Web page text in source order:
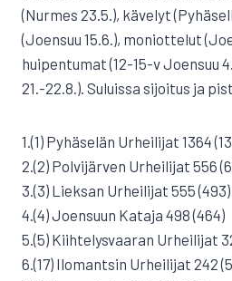
(Nurmes 23.5.), kävelyt
(Joensuu 15.6.), moniottelut
huipentumat (12-15-v Joensuu
21.-22.8.). Suluissa sijoitus ja
1.(1) Pyhäselän Urheilijat 1364
2.(2) Polvijärven Urheilijat 556
3.(3) Lieksan Urheilijat 555 (493)
4.(4) Joensuun Kataja 498 (464)
5.(5) Kiihtelysvaaran Urheilijat
6.(17) Ilomantsin Urheilijat 242